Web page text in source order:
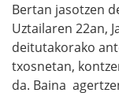
Bertan jasotzen
Uztailaren 22an,
deitutakorako
txosnetan,
da. Baina